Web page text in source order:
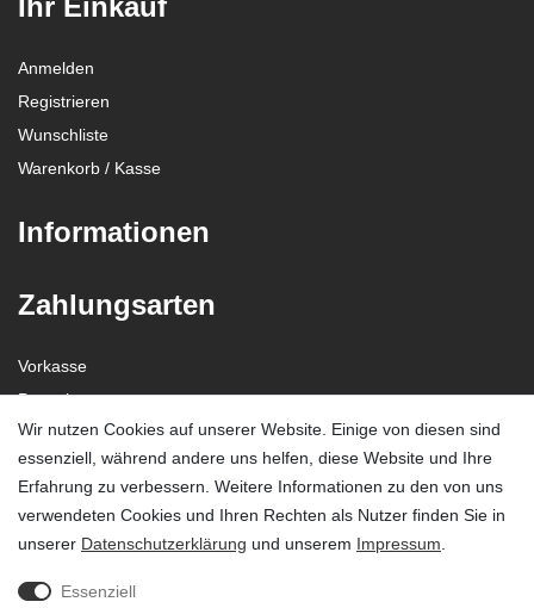
Anmelden
Registrieren
Wunschliste
Warenkorb / Kasse
Informationen
Zahlungsarten
Vorkasse
Paypal
Visa / Mastercard
Vertrag widerrufen?
Wir nutzen Cookies auf unserer Website. Einige von diesen sind
essenziell, während andere uns helfen, diese Website und Ihre
Erfahrung zu verbessern. Weitere Informationen zu den von uns
verwendeten Cookies und Ihren Rechten als Nutzer finden Sie in
unserer Daten­schutz­erklärung und unserem Impressum
Essenziell